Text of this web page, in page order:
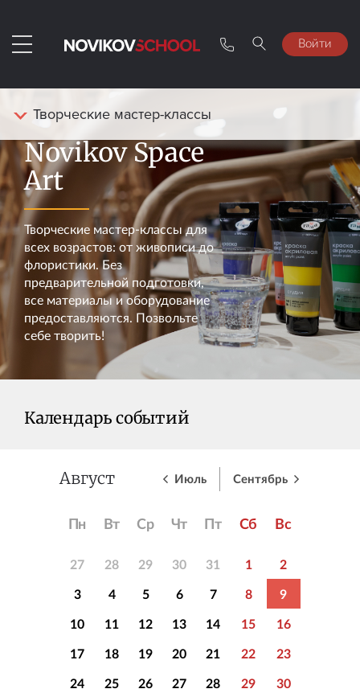
Войти
Творческие мастер-классы
Novikov Space
Art
Творческие мастер-классы для
всех возрастов: от живописи до
флористики. Без
предварительной подготовки,
все материалы и оборудование
предоставляются. Позвольте
себе творить!
Календарь событий
Август Июль Сентябрь
Пн Вт Ср Чт Пт Сб Вс
27 28 29 30 31 1
2
3
4 5 6 7 8
9
10
11 12 13 14 15
16
17
18 19 20 21 22
23
24
25 26 27 28 29
30